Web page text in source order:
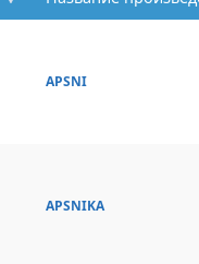
APSNI
APSNIKA